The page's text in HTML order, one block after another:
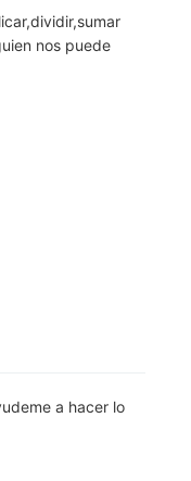
nos puede
a hacer lo